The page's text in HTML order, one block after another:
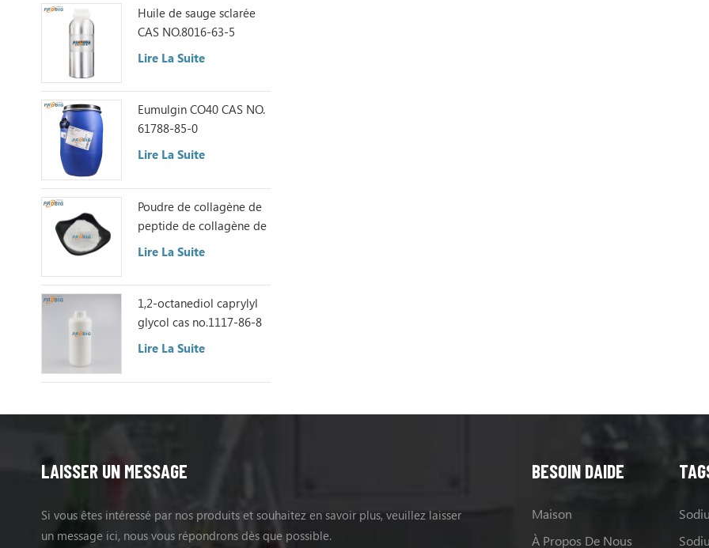
Huile de sauge sclarée
CAS NO.8016-63-5
Lire La Suite
Eumulgin CO40 CAS NO.
61788-85-0
Lire La Suite
Poudre de collagène de
peptide de collagène de
poisson
Lire La Suite
1,2-octanediol caprylyl
glycol cas no.1117-86-8
Lire La Suite
LAISSER UN MESSAGE
Si vous êtes intéressé par nos produits et souhaitez en savoir plus, veuillez laisser
un message ici, nous vous répondrons dès que possible.
BESOIN DAIDE
Maison
À Propos De Nous